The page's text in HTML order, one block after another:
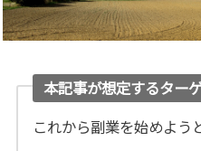
本記事が想定するター
これから副業を始めよう